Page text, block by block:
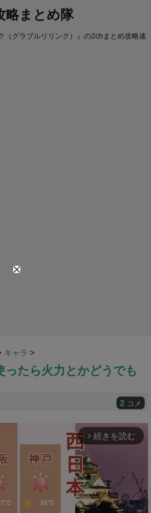
略まとめ隊
（グラブルリリンク）』の2chまとめ攻略速
キャラ >
ったら火力とかどうでも
2 コメ
arrow_forward_ios 続きを読む